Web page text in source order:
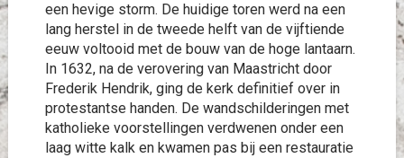
een hevige storm. De huidige toren werd na een
lang herstel in de tweede helft van de vijftiende
eeuw voltooid met de bouw van de hoge lantaarn.
In 1632, na de verovering van Maastricht door
Frederik Hendrik, ging de kerk definitief over in
protestantse handen. De wandschilderingen met
katholieke voorstellingen verdwenen onder een
laag witte kalk en kwamen pas bij een restauratie